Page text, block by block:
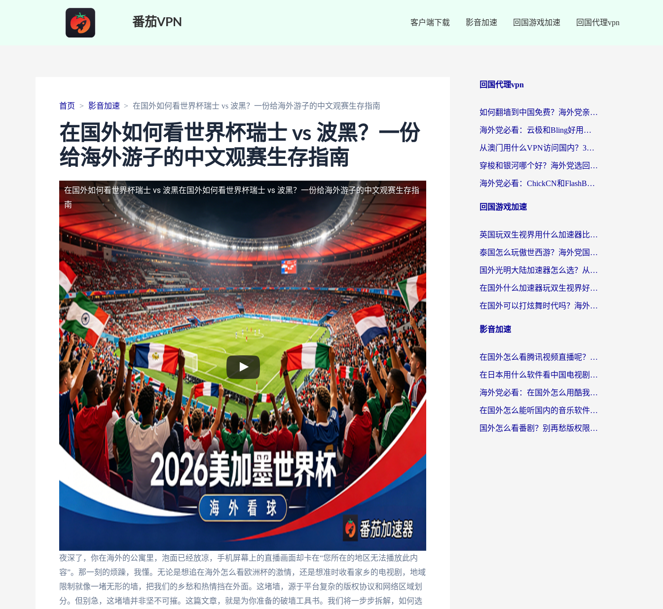
番茄VPN 客户端下载 影音加速 回国游戏加速 回国代理vpn
首页 影音加速 在国外如何看世界杯瑞士 vs 波黑？一份给海外游子的中文观赛生存指南
在国外如何看世界杯瑞士 vs 波黑？一份
给海外游子的中文观赛生存指南
在国外如何看世界杯瑞士 vs 波黑在国外如何看世界杯瑞士 vs 波黑？一份给海外游子的中文观赛生存指
南
夜深了，你在海外的公寓里，泡面已经放凉，手机屏幕上的直播画面却卡在“您所在的地区无法播放此内
容”。那一刻的烦躁，我懂。无论是想追在海外怎么看欧洲杯的激情，还是想准时收看家乡的电视剧，地域
限制就像一堵无形的墙，把我们的乡愁和热情挡在外面。这堵墙，源于平台复杂的版权协议和网络区域划
分。但别急，这堵墙并非坚不可摧。这篇文章，就是为你准备的破墙工具书。我们将一步步拆解，如何选
回国代理vpn
如何翻墙到中国免费？海外党亲测：从踩坑到选对加速器的全攻略
海外党必看：云极和Bling好用吗？3分钟教你选对回国加速器
从澳门用什么VPN访问国内？3个实用标准帮你避开坑，无缝刷剧听歌
穿梭和银河哪个好？海外党选回国加速器的避坑指南，附番茄加速器实测体验
海外党必看：ChickCN和FlashBack好用吗？3招教你选对回国加速器（附云极、HomeCN、斧牛vs艾果对比）
回国游戏加速
英国玩双生视界用什么加速器比较好？海外党亲测有效的国服游戏加速方案
泰国怎么玩傲世西游？海外党国服游戏加速终极攻略（附光明大陆量子特攻实测）
国外光明大陆加速器怎么选？从卡顿到丝滑的终极指南（含德国玩走开外星人墨西哥玩俄罗斯方块技巧）
在国外什么加速器玩双生视界好用？海外党亲测不踩坑的终极指南
在国外可以打炫舞时代吗？海外玩家国服游戏加速全攻略（附实测推荐）
影音加速
在国外怎么看腾讯视频直播呢？留学生亲测有效的回国加速指南
在日本用什么软件看中国电视剧呢？留学生亲测有效的回国加速方案
海外党必看：在国外怎么用酷我音乐听音乐？告别“地区不支持”的实用指南
在国外怎么能听国内的音乐软件？别让版权限制断了你的“中文歌单”
国外怎么看番剧？别再愁版权限制！一个工具解决所有回国追剧难题